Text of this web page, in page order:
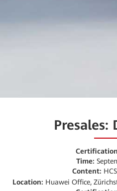
Presales:
Time:
Content:
Location: Huawei Office,